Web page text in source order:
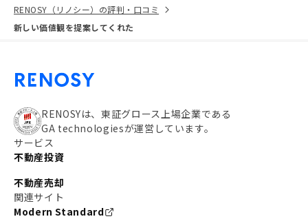
RENOSY（リノシー）の評判・口コミ
新しい価値観を提案してくれた
RENOSYは、東証グロース上場企業である
GA technologiesが運営しています。
サービス
不動産投資
不動産売却
関連サイト
Modern Standard